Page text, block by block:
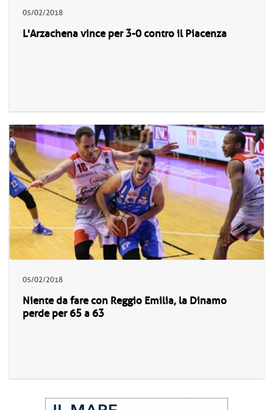
05/02/2018
L'Arzachena vince per 3-0 contro il Piacenza
05/02/2018
Niente da fare con Reggio Emilia, la Dinamo
perde per 65 a 63